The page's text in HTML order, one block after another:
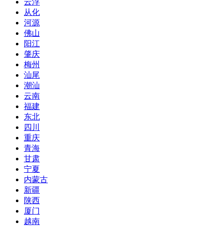
云浮
从化
河源
佛山
阳江
肇庆
梅州
汕尾
潮汕
云南
福建
东北
四川
重庆
青海
甘肃
宁夏
内蒙古
新疆
陕西
厦门
越南